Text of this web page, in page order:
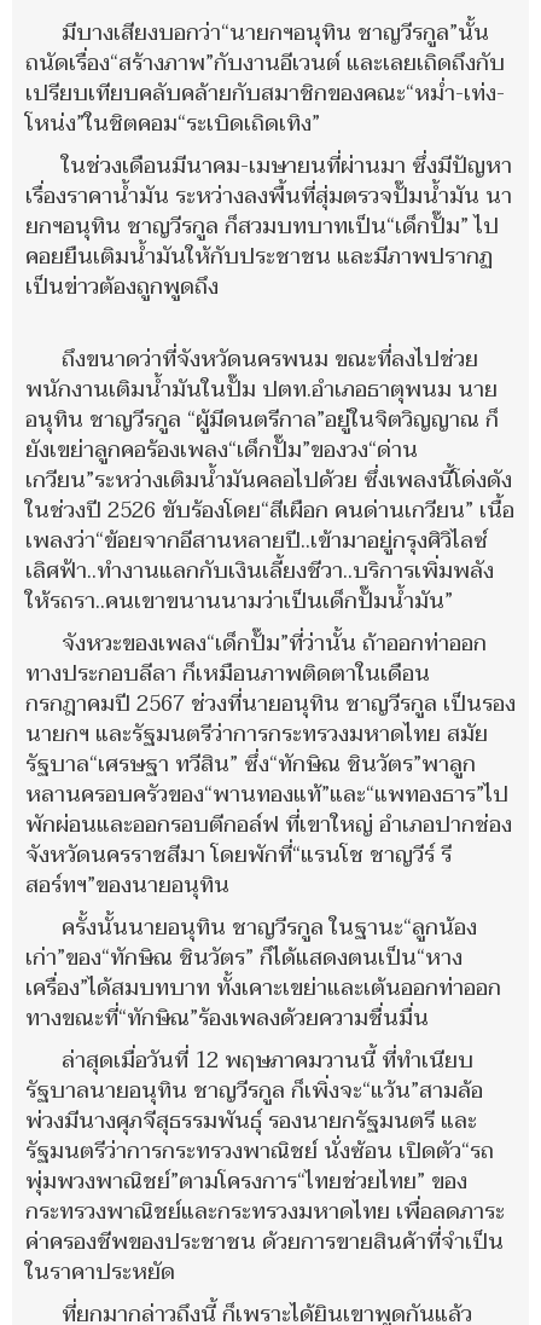
มีบางเสียงบอกว่า“นายกฯอนุทิน ชาญวีรกูล”นั้น
ถนัดเรื่อง“สร้างภาพ”กับงานอีเวนต์ และเลยเถิดถึงกับ
เปรียบเทียบคลับคล้ายกับสมาชิกของคณะ“หม่ำ-เท่ง-
โหน่ง”ในชิตคอม“ระเบิดเถิดเทิง”
ในช่วงเดือนมีนาคม-เมษายนที่ผ่านมา ซึ่งมีปัญหา
เรื่องราคาน้ำมัน ระหว่างลงพื้นที่สุ่มตรวจปั๊มน้ำมัน นา
ยกฯอนุทิน ชาญวีรกูล ก็สวมบทบาทเป็น“เด็กปั๊ม” ไป
คอยยืนเติมน้ำมันให้กับประชาชน และมีภาพปรากฏ
เป็นข่าวต้องถูกพูดถึง
ถึงขนาดว่าที่จังหวัดนครพนม ขณะที่ลงไปช่วย
พนักงานเติมน้ำมันในปั๊ม ปตท.อำเภอธาตุพนม นาย
อนุทิน ชาญวีรกูล “ผู้มีดนตรีกาล”อยู่ในจิตวิญญาณ ก็
ยังเขย่าลูกคอร้องเพลง“เด็กปั๊ม”ของวง“ด่าน
เกวียน”ระหว่างเติมน้ำมันคลอไปด้วย ซึ่งเพลงนี้โด่งดัง
ในช่วงปี 2526 ขับร้องโดย“สีเผือก คนด่านเกวียน” เนื้อ
เพลงว่า“ข้อยจากอีสานหลายปี..เข้ามาอยู่กรุงศิวิไลซ์
เลิศฟ้า..ทำงานแลกกับเงินเลี้ยงชีวา..บริการเพิ่มพลัง
ให้รถรา..คนเขาขนานนามว่าเป็นเด็กปั๊มน้ำมัน”
จังหวะของเพลง“เด็กปั๊ม”ที่ว่านั้น ถ้าออกท่าออก
ทางประกอบลีลา ก็เหมือนภาพติดตาในเดือน
กรกฎาคมปี 2567 ช่วงที่นายอนุทิน ชาญวีรกูล เป็นรอง
นายกฯ และรัฐมนตรีว่าการกระทรวงมหาดไทย สมัย
รัฐบาล“เศรษฐา ทวีสิน” ซึ่ง“ทักษิณ ชินวัตร”พาลูก
หลานครอบครัวของ“พานทองแท้”และ“แพทองธาร”ไป
พักผ่อนและออกรอบตีกอล์ฟ ที่เขาใหญ่ อำเภอปากช่อง
จังหวัดนครราชสีมา โดยพักที่“แรนโช ชาญวีร์ รี
สอร์ทฯ”ของนายอนุทิน
ครั้งนั้นนายอนุทิน ชาญวีรกูล ในฐานะ“ลูกน้อง
เก่า”ของ“ทักษิณ ชินวัตร” ก็ได้แสดงตนเป็น“หาง
เครื่อง”ได้สมบทบาท ทั้งเคาะเขย่าและเต้นออกท่าออก
ทางขณะที่“ทักษิณ”ร้องเพลงด้วยความชื่นมื่น
ล่าสุดเมื่อวันที่ 12 พฤษภาคมวานนี้ ที่ทำเนียบ
รัฐบาลนายอนุทิน ชาญวีรกูล ก็เพิ่งจะ“แว้น”สามล้อ
พ่วงมีนางศุภจีสุธรรมพันธุ์ รองนายกรัฐมนตรี และ
รัฐมนตรีว่าการกระทรวงพาณิชย์ นั่งซ้อน เปิดตัว“รถ
พุ่มพวงพาณิชย์”ตามโครงการ“ไทยช่วยไทย” ของ
กระทรวงพาณิชย์และกระทรวงมหาดไทย เพื่อลดภาระ
ค่าครองชีพของประชาชน ด้วยการขายสินค้าที่จำเป็น
ในราคาประหยัด
ที่ยกมากล่าวถึงนี้ ก็เพราะได้ยินเขาพูดกันแล้ว